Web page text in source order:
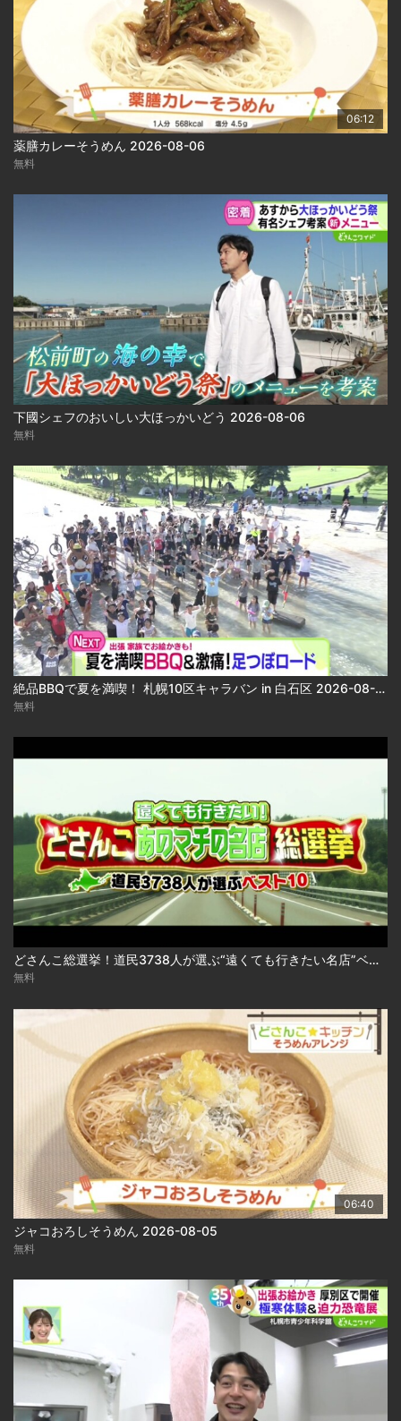
06:12
薬膳カレーそうめん 2026-08-06
無料
下國シェフのおいしい大ほっかいどう 2026-08-06
無料
絶品BBQで夏を満喫！ 札幌10区キャラバン in 白石区 2026-08-06
無料
どさんこ総選挙！道民3738人が選ぶ“遠くても行きたい名店”ベスト10 2026-08-06
無料
06:40
ジャコおろしそうめん 2026-08-05
無料